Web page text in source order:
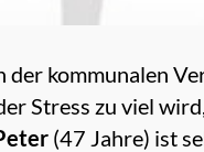
kommunalen
Stress zu viel
(47 Jahre) ist